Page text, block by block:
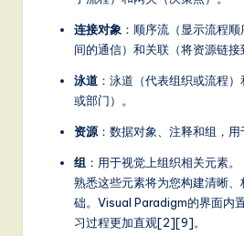
连接对象 ：顺序流（显示流程
间的通信）和关联（将资源链接
泳道 ：泳道（代表组织或流程
或部门）。
资源 ：数据对象、注释和组，用
组 ：用于视觉上组织相关元素。
熟悉这些元素将为您构建清晰
础。Visual Paradigm的界面内
习过程更加直观[2][9]。